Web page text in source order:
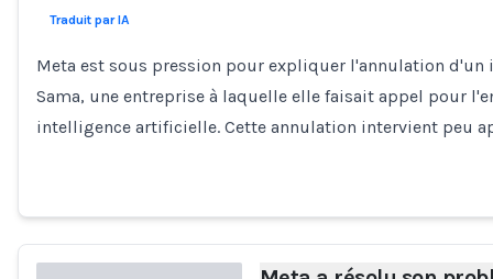
Loading...
Traduit par IA
Meta est sous pression pour expliquer l'annulation d'un
Sama, une entreprise à laquelle elle faisait appel pour
intelligence artificielle. Cette annulation intervient peu